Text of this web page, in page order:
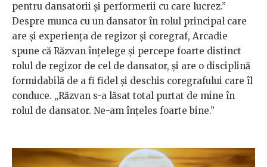
pentru dansatorii și performerii cu care lucrez.”
Despre munca cu un dansator în rolul principal care
are și experiența de regizor și coregraf, Arcadie
spune că Răzvan înțelege și percepe foarte distinct
rolul de regizor de cel de dansator, și are o disciplină
formidabilă de a fi fidel și deschis coregrafului care îl
conduce. „Răzvan s-a lăsat total purtat de mine în
rolul de dansator. Ne-am înțeles foarte bine.”